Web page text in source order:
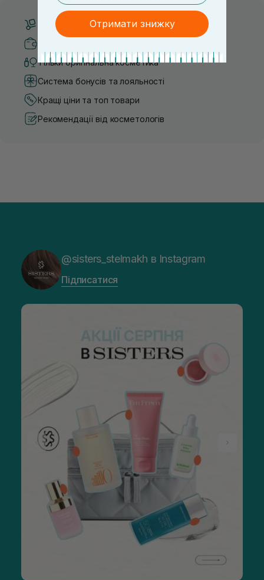
Безкоштовна доставка від 3000 UAH
Тільки оригінальна косметика
Система бонусів та лояльності
Кращі ціни та топ товари
Рекомендації від косметологів
@sisters_stelmakh в Instagram
Підписатися
Отримати знижку